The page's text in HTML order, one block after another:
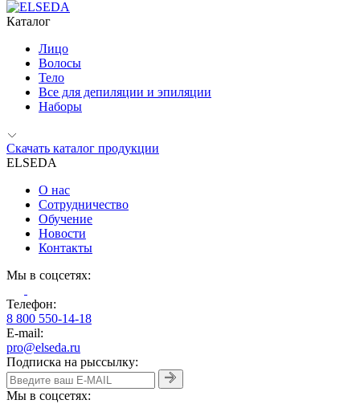
Каталог
Лицо
Волосы
Тело
Все для депиляции и эпиляции
Наборы
Скачать каталог продукции
ELSEDA
О нас
Сотрудничество
Обучение
Новости
Контакты
Мы в соцсетях:
Телефон:
8 800 550-14-18
E-mail:
pro@elseda.ru
Подписка на рыссылку:
Мы в соцсетях: